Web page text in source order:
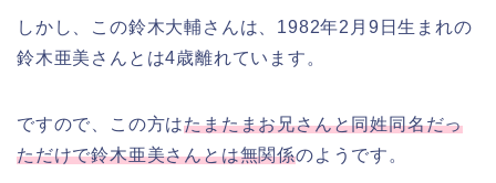
しかし、この鈴木大輔さんは、1982年2月9日生まれの
鈴木亜美さんとは4歳離れています。
ですので、この方はたまたまお兄さんと同姓同名だっ
ただけで鈴木亜美さんとは無関係のようです。